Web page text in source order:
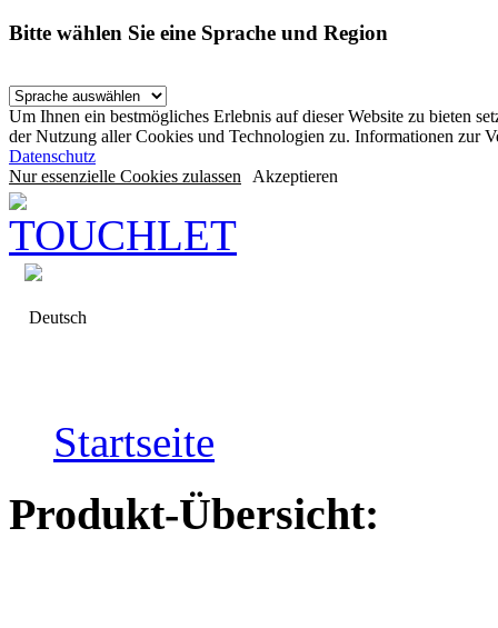
Bitte wählen Sie eine Sprache und Region
Um Ihnen ein bestmögliches Erlebnis auf dieser Website zu bieten
der Nutzung aller Cookies und Technologien zu. Informationen zur
Datenschutz
Nur essenzielle Cookies zulassen Akzeptieren
Deutsch
Startseite
Produkt-Übersicht: